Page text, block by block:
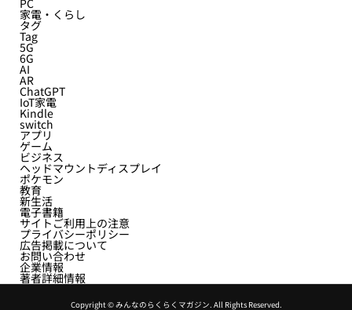
家電・くらし
タグ
Tag
5G
6G
AI
AR
ChatGPT
IoT家電
Kindle
switch
アプリ
ゲーム
ビジネス
ヘッドマウントディスプレイ
ポケモン
教育
新生活
電子書籍
サイトご利用上の注意
プライバシーポリシー
広告掲載について
お問い合わせ
企業情報
著者詳細情報
Copyright ©みんなのらくらくマガジン. All Rights Reserved.